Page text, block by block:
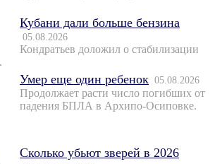
Кубани дали больше бензина
05.08.2026
Кондратьев доложил о стабилизации
Умер еще один ребенок 05.08.2026
Продолжает расти число погибших от
падения БПЛА в Архипо-Осиповке.
Сколько убьют зверей в 2026